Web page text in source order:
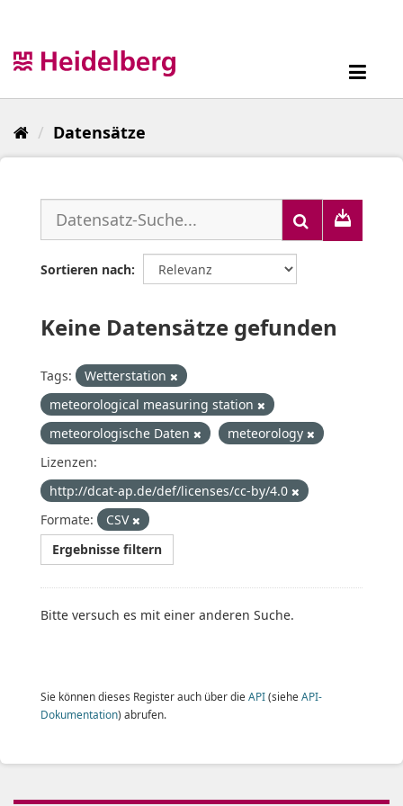
Datensätze
Sortieren nach
Keine Datensätze gefunden
Tags:
Wetterstation
meteorological measuring station
meteorologische Daten
meteorology
Lizenzen:
http://dcat-ap.de/def/licenses/cc-by/4.0
Formate:
CSV
Ergebnisse filtern
Bitte versuch es mit einer anderen Suche.
Sie können dieses Register auch über die API(siehe API-
Dokumentation) abrufen.